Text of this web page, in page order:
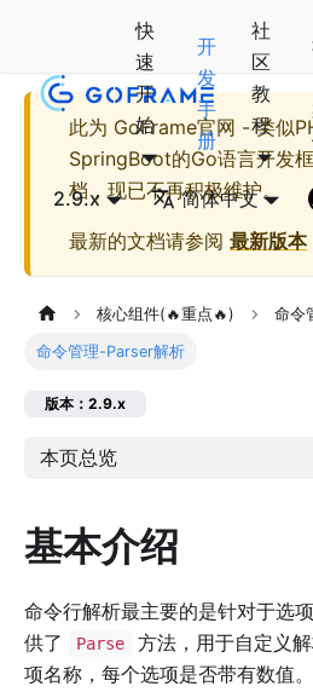
快
速
开
始
开
发
手
册
社
区
教
程
2.9.x 简体中文
此为 GoFrame官网 - 类似
SpringBoot的Go语言开发
档，现已不再积极维护。
最新的文档请参阅 最新版本
核心组件(🔥重点🔥) 命令
命令管理-Parser解析
版本：2.9.x
本页总览
基本介绍
命令行解析最主要的是针对于选
供了
Parse
方法，用于自定义
项名称，每个选项是否带有数值